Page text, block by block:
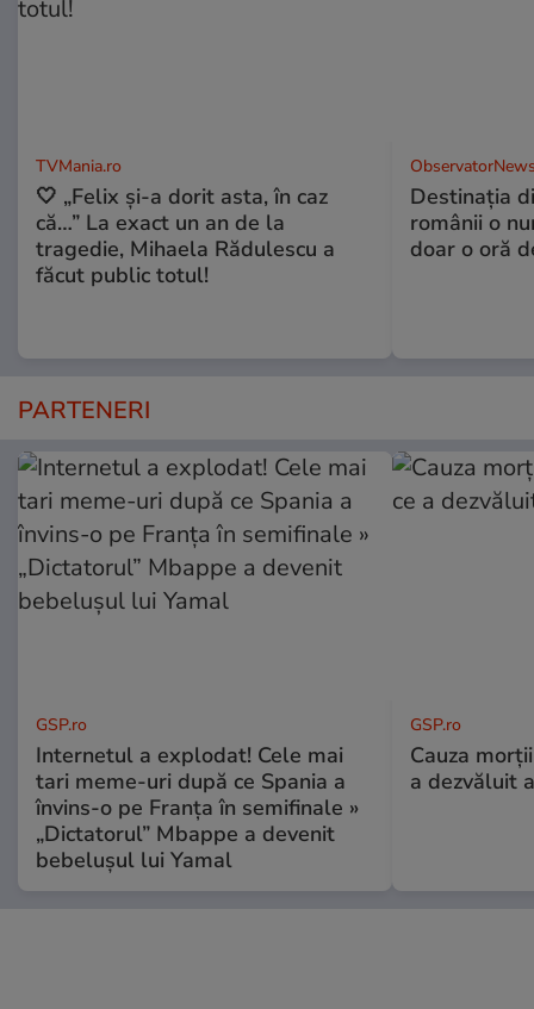
TVMania.ro
🤍 „Felix și-a dorit asta, în caz
că…” La exact un an de la
tragedie, Mihaela Rădulescu a
făcut public totul!
Destinaţia
românii o
doar o oră
PARTENERI
GSP.ro
Internetul a explodat! Cele mai
tari meme-uri după ce Spania a
învins-o pe Franța în semifinale »
„Dictatorul” Mbappe a devenit
bebelușul lui Yamal
GSP.ro
Cauza
a dezvăluit